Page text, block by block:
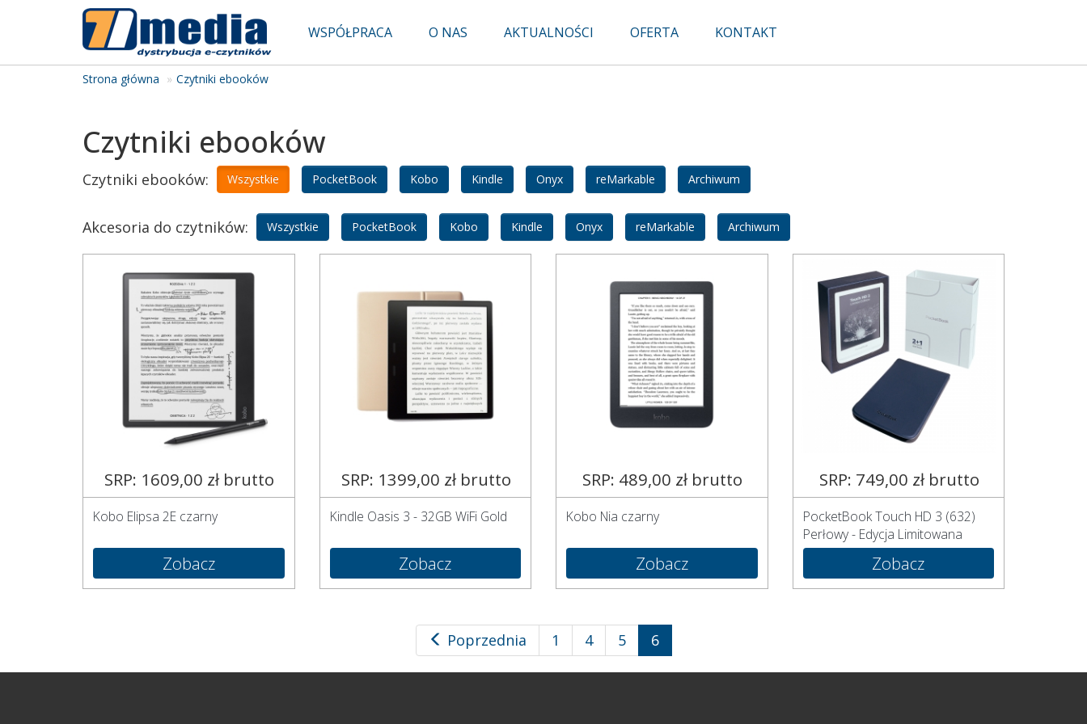
WSPÓŁPRACA O NAS AKTUALNOŚCI OFERTA KONTAKT
Strona główna Czytniki ebooków
Czytniki ebooków
Czytniki ebooków: Wszystkie PocketBook Kobo Kindle Onyx reMarkable Archiwum
Akcesoria do czytników: Wszystkie PocketBook Kobo Kindle Onyx reMarkable Archiwum
SRP: 1609,00 zł brutto
Kobo Elipsa 2E czarny
Zobacz
SRP: 1399,00 zł brutto
Kindle Oasis 3 - 32GB WiFi Gold
Zobacz
SRP: 489,00 zł brutto
Kobo Nia czarny
Zobacz
SRP: 749,00 zł brutto
PocketBook Touch HD 3 (632)
Perłowy - Edycja Limitowana
Zobacz
Poprzednia 1 4 5 6